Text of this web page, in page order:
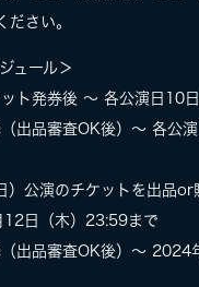
ださい。
ュール＞
ト発券後 ～ 各公演日10
出品審査OK後）～ 各公
）公演のチケットを出品or
日（木）23:59まで
（出品審査OK後）～